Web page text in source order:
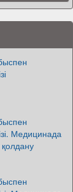
Медицинада